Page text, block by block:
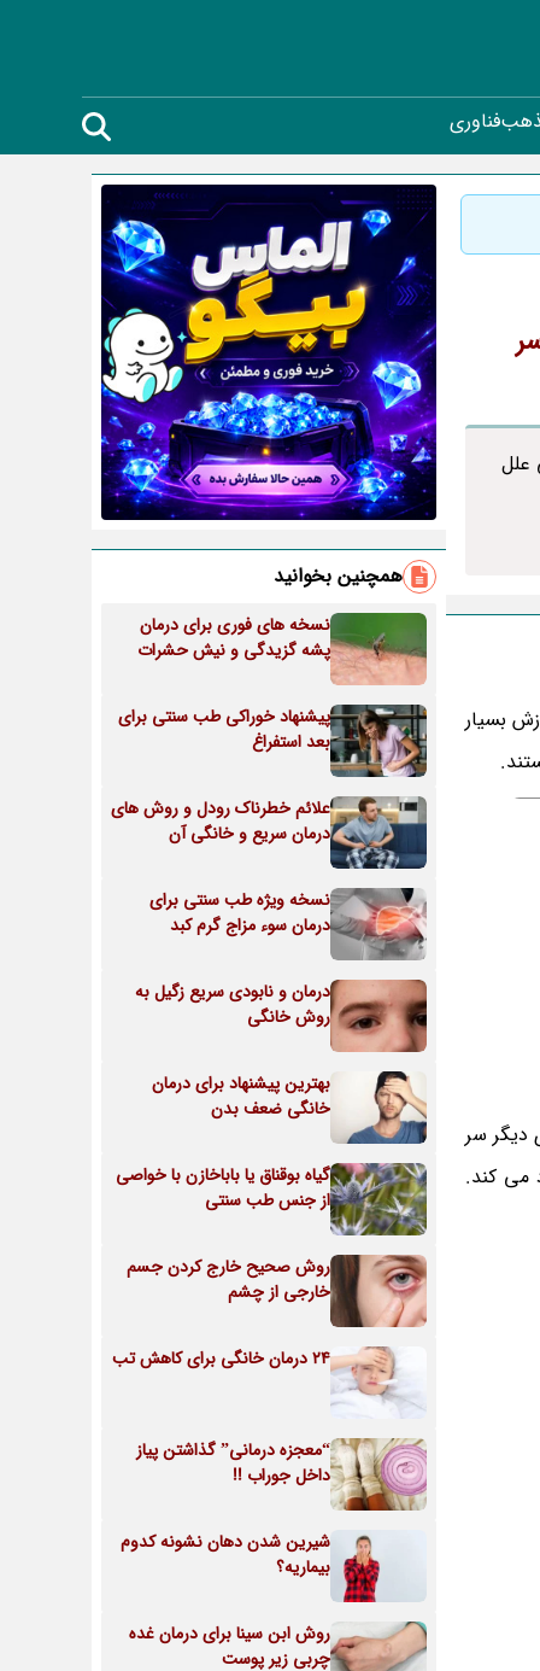
فناوری
علل
بسیار
سر
می کند.
همچنین بخوانید
نسخه های فوری برای درمان
پشه گزیدگی و نیش حشرات
پیشنهاد خوراکی طب سنتی برای
بعد استفراغ
علائم خطرناک رودل و روش های
درمان سریع و خانگی آن
نسخه ویژه طب سنتی برای
درمان سوء مزاج گرم کبد
درمان و نابودی سریع زگیل به
روش خانگی
بهترین پیشنهاد برای درمان
خانگی ضعف بدن
گیاه بوقناق یا باباخازن با خواصی
از جنس طب سنتی
روش صحیح خارج کردن جسم
خارجی از چشم
24 درمان خانگی برای کاهش تب
“معجزه درمانی” گذاشتن پیاز
داخل جوراب !!
شیرین شدن دهان نشونه کدوم
بیماریه؟
روش ابن سینا برای درمان غده
چربی زیر پوست